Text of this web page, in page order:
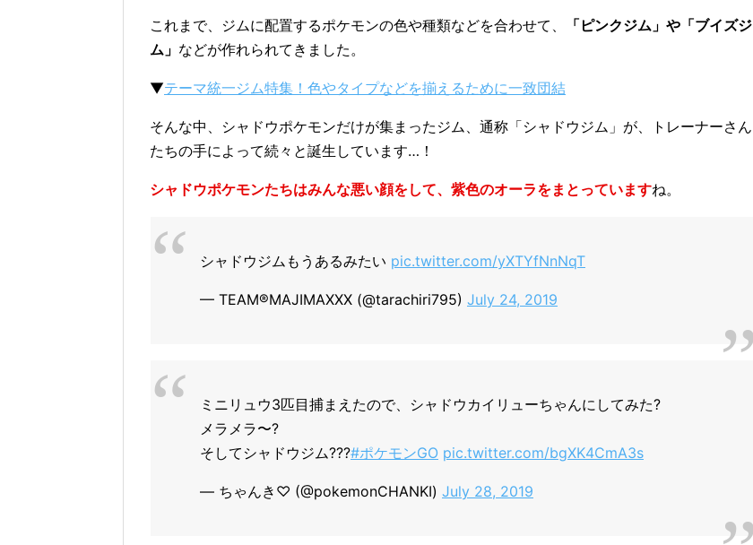
これまで、ジムに配置するポケモンの色や種類などを合わせて、
「ピンクジム」や「ブイズジ
ム」 などが作れられてきました。
▼テーマ統一ジム特集！色やタイプなどを揃えるために一致団結
そんな中、シャドウポケモンだけが集まったジム、通称「シャドウジム」が、トレーナーさん
たちの手によって続々と誕生しています…！
シャドウポケモンたちはみんな悪い顔をして、紫色のオーラをまとっていますね。
シャドウジムもうあるみたい pic.twitter.com/yXTYfNnNqT
— TEAM®️MAJIMAXXX (@tarachiri795) July 24, 2019
ミニリュウ3匹目捕まえたので、シャドウカイリューちゃんにしてみた?
メラメラ〜?
そしてシャドウジム???#ポケモンGO pic.twitter.com/bgXK4CmA3s
— ちゃんき♡ (@pokemonCHANKI) July 28, 2019